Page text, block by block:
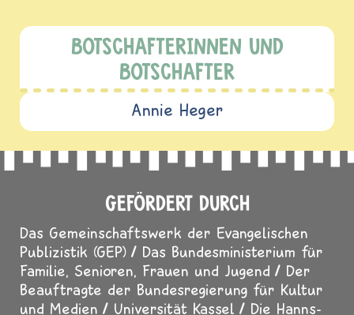
BOTSCHAFTERINNEN UND
BOTSCHAFTER
Annie Heger
GEFÖRDERT DURCH
Das Gemeinschaftswerk der Evangelischen
Publizistik (GEP)
Das Bundesministerium für
Familie, Senioren, Frauen und Jugend
Der
Beauftragte der Bundesregierung für Kultur
und Medien
Universität Kassel
Die Hanns-